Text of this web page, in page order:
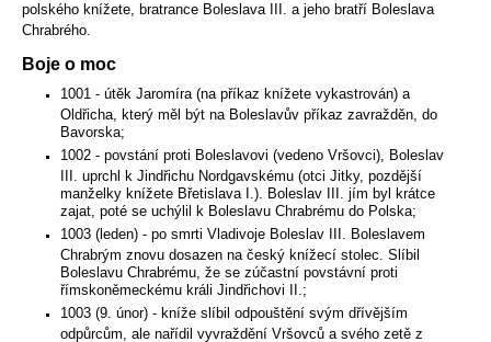
polského knížete, bratrance Boleslava III. a jeho bratří Boleslava
Chrabrého.
Boje o moc
1001 - útěk Jaromíra (na příkaz knížete vykastrován) a
Oldřicha, který měl být na Boleslavův příkaz zavražděn, do
Bavorska;
1002 - povstání proti Boleslavovi (vedeno Vršovci), Boleslav
III. uprchl k Jindřichu Nordgavskému (otci Jitky, pozdější
manželky knížete Břetislava I.). Boleslav III. jím byl krátce
zajat, poté se uchýlil k Boleslavu Chrabrému do Polska;
1003 (leden) - po smrti Vladivoje Boleslav III. Boleslavem
Chrabrým znovu dosazen na český knížecí stolec. Slíbil
Boleslavu Chrabrému, že se zúčastní povstávní proti
římskoněmeckému králi Jindřichovi II.;
1003 (9. únor) - kníže slíbil odpouštění svým dřívějším
odpůrcům, ale nařídil vyvraždění Vršovců a svého zetě z